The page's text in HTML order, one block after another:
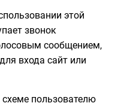
этой
звонок
сообщением,
входа сайт или
схеме пользователю